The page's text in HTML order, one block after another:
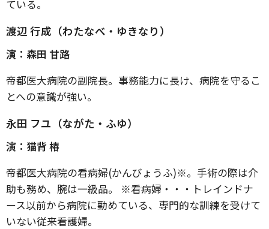
ている。
渡辺 行成（わたなべ・ゆきなり）
演：森田 甘路
帝都医大病院の副院長。事務能力に長け、病院を守るこ
とへの意識が強い。
永田 フユ（ながた・ふゆ）
演：猫背 椿
帝都医大病院の看病婦(かんびょうふ)※。手術の際は介
助も務め、腕は一級品。 ※看病婦・・・トレインドナ
ース以前から病院に勤めている、専門的な訓練を受けて
いない従来看護婦。